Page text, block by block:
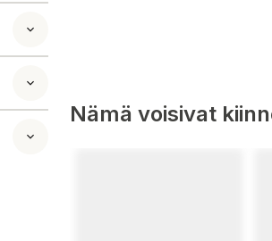
Nämä voisivat